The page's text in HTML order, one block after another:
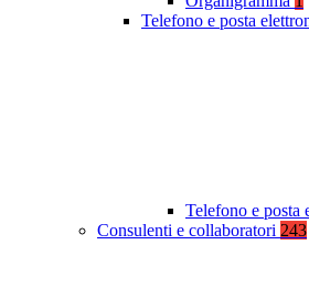
Telefono e posta
Telefono e posta
Consulenti e collaboratori 243